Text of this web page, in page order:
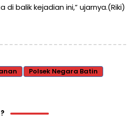
balik kejadian ini,” ujarnya.(Riki)
Polsek Negara Batin